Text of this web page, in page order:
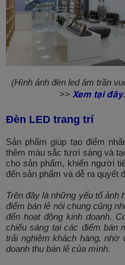
(Hình ảnh đèn led âm trần
>> Xem tại đây
Đèn LED trang trí
Sản phẩm giúp tạo điểm
thêm màu sắc tươi sáng và
cho sản phẩm, khiến người
đến sản phẩm và dễ ra quyết
Trên đây là những yếu tố ảnh
điểm bán lẻ nói chung cũng
đến hoạt động kinh doanh.
chiếu sáng tại các điểm bán
trải nghiệm khách hàng, nhờ
doanh thu bán lẻ của mình.